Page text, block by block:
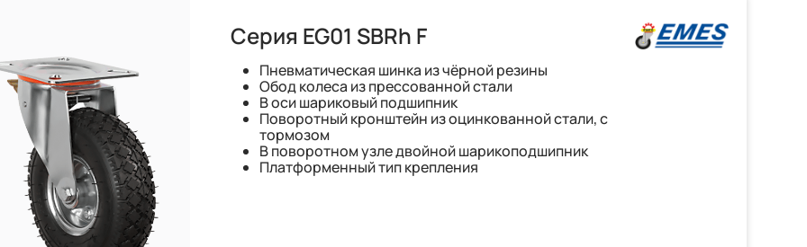
Серия EG01 SBRh F
Пневматическая шинка из чёрной резины
Обод колеса из прессованной стали
В оси шариковый подшипник
Поворотный кронштейн из оцинкованной стали, с
тормозом
В поворотном узле двойной шарикоподшипник
Платформенный тип крепления